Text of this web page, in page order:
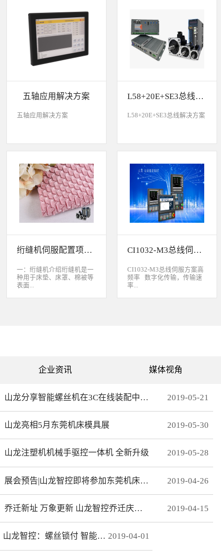
五轴应用解决方案
五轴应用解决方案
L58+20E+SE3总线解决方案
L58+20E+SE3总线解决方案
绗缝机伺服配置项目介绍
一：绗缝机介绍绗缝机是一
种用于床垫、床罩、棉被等
表面...
为单针设计，采用电脑可视
化界面控制机器移动实现花
绗缝机是以XY—Z型运动的
动，Z轴控制机头的绗缝。
（1）Z轴方向运动——绗缝
针上下的运动。（两个伺
（一个伺服）（3）Y轴方向
运动。（一个伺服）其中Z
轴是要两个伺服来配合完
成，伺服Z1：控制绗缝针上
动跟随不用电脑系统控制。
所以电脑是三轴系统，但却
控制着4个伺服。Z轴主要工
艺是：在500-2800针/分的
速度下，保证针始终能插入
CI1032-M3总线伺服方案
CI1032-M3总线伺服方案高
频率 数字化传输，传输速
率...
合远距离的电机控制。网线
式接线 减少前期接线、制
观。分期保护 可以实现系
拆卸功能，有效杜绝拖款。
伺服参数，一键设置下发，
冲100倍，多个轴联动加工
问题而导致的加 工不
协调、整体效果变形等。快
速 MECHATROLINK III总
响应频率，位 置速度指
令整定时间可达2ms以下。
精准 23位绝对值编码器，
企业资讯 媒体视角
山龙分享智能螺丝机在3C在线装配中的应用 2019-05-21
山龙亮相5月东莞机床模具展 2019-05-30
山龙注塑机机械手驱控一体机 全新升级 2019-05-28
展会预告|山龙智控即将参加东莞机床模具展 2019-04-26
乔迁新址 万象更新 山龙智控乔迁庆典隆重举行 2019-04-15
山龙智控：螺丝锁付 智能升级 2019-04-01